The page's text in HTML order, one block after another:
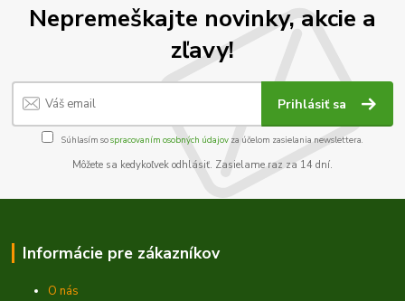
Nepremeškajte novinky, akcie a
zľavy!
Prihlásiť sa
Súhlasím sospracovaním osobných údajov za účelom zasielania newslettera.
Môžete sa kedykoľvek odhlásiť. Zasielame raz za 14 dní.
Informácie pre zákazníkov
O nás